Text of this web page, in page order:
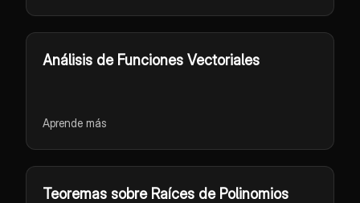
Análisis de Funciones Vectoriales
Aprende más
Teoremas sobre Raíces de Polinomios